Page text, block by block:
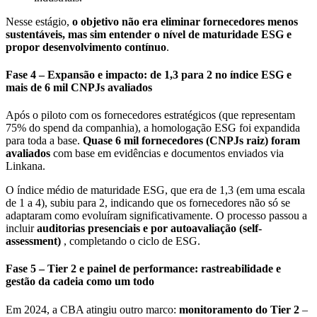
Nesse estágio, o objetivo não era eliminar fornecedores menos
sustentáveis, mas sim entender o nível de maturidade ESG e
propor desenvolvimento contínuo.
Fase 4 – Expansão e impacto: de 1,3 para 2 no índice ESG e
mais de 6 mil CNPJs avaliados
Após o piloto com os fornecedores estratégicos (que representam
75% do spend da companhia), a homologação ESG foi expandida
para toda a base. Quase 6 mil fornecedores (CNPJs raiz) foram
avaliados com base em evidências e documentos enviados via
Linkana.
O índice médio de maturidade ESG, que era de 1,3 (em uma escala
de 1 a 4), subiu para 2, indicando que os fornecedores não só se
adaptaram como evoluíram significativamente. O processo passou a
incluirauditorias presenciais e por autoavaliação (self-
assessment) , completando o ciclo de ESG.
Fase 5 – Tier 2 e painel de performance: rastreabilidade e
gestão da cadeia como um todo
Em 2024, a CBA atingiu outro marco: monitoramento do Tier 2 –